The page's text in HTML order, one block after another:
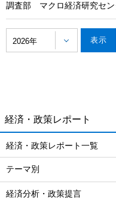
調査部 マクロ経済研究セン
2026年
経済・政策レポート
経済・政策レポート一覧
テーマ別
経済分析・政策提言